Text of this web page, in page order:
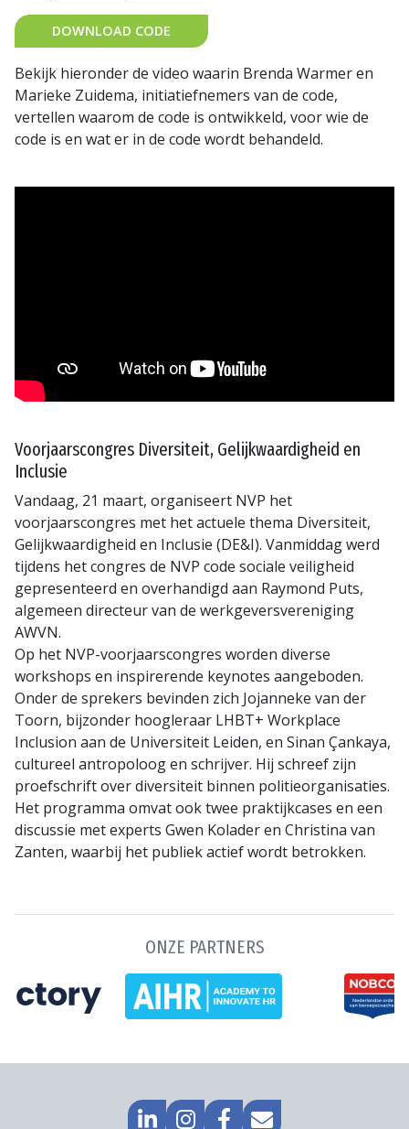
DOWNLOAD CODE
Bekijk hieronder de video waarin Brenda Warmer en
Marieke Zuidema, initiatiefnemers van de code,
vertellen waarom de code is ontwikkeld, voor wie de
code is en wat er in de code wordt behandeld.
Voorjaarscongres Diversiteit, Gelijkwaardigheid en
Inclusie
Vandaag, 21 maart, organiseert NVP het
voorjaarscongres met het actuele thema Diversiteit,
Gelijkwaardigheid en Inclusie (DE&I). Vanmiddag werd
tijdens het congres de NVP code sociale veiligheid
gepresenteerd en overhandigd aan Raymond Puts,
algemeen directeur van de werkgeversvereniging
AWVN.
Op het NVP-voorjaarscongres worden diverse
workshops en inspirerende keynotes aangeboden.
Onder de sprekers bevinden zich Jojanneke van der
Toorn, bijzonder hoogleraar LHBT+ Workplace
Inclusion aan de Universiteit Leiden, en Sinan Çankaya,
cultureel antropoloog en schrijver. Hij schreef zijn
proefschrift over diversiteit binnen politieorganisaties.
Het programma omvat ook twee praktijkcases en een
discussie met experts Gwen Kolader en Christina van
Zanten, waarbij het publiek actief wordt betrokken.
ONZE PARTNERS
GA GO GA MAIL